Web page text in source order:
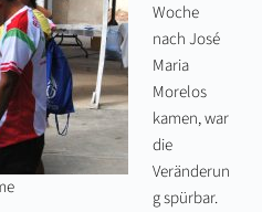
Woche
nach José
Maria
Morelos
kamen, war
die
Veränderun
g spürbar.